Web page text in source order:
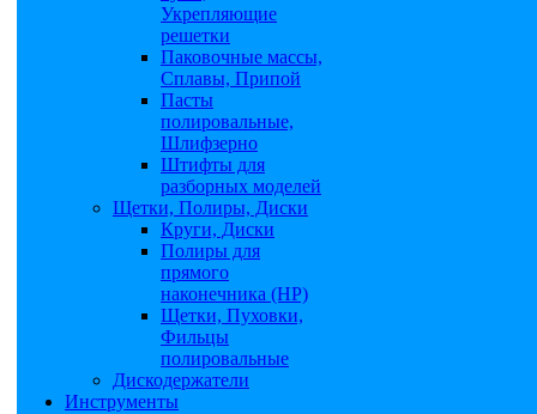
Укрепляющие
решетки
Паковочные массы,
Сплавы, Припой
Пасты
полировальные,
Шлифзерно
Штифты для
разборных моделей
Щетки, Полиры, Диски
Круги, Диски
Полиры для
прямого
наконечника (НР)
Щетки, Пуховки,
Фильцы
полировальные
Дискодержатели
Инструменты